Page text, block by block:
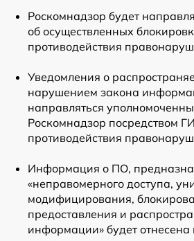
Роскомнадзор будет
об осуществленных
противодействия
Уведомления о
нарушением закона
направляться
Роскомнадзор посредством
противодействия
Информация о ПО,
«неправомерного доступа,
модифицирования,
предоставления и
информации» будет